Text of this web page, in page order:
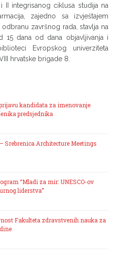
II integrisanog ciklusa studija na
zajedno sa izvještajem
završnog rada, stavlja na
15 dana od dana objavljivanja i
Evropskog univerziteta
hrvatske brigade 8.
kandidata za imenovanje
predsjednika
Srebrenica Architecture Meetings
“Mladi za mir: UNESCO-ov
liderstva”
Fakulteta zdravstvenih nauka za